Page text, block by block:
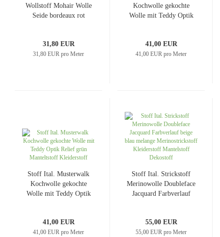
Wollstoff Mohair Wolle
Seide bordeaux rot
31,80 EUR
31,80 EUR pro Meter
Kochwolle gekochte
Wolle mit Teddy Optik
41,00 EUR
41,00 EUR pro Meter
Stoff Ital. Musterwalk
Kochwolle gekochte
Wolle mit Teddy Optik
41,00 EUR
41,00 EUR pro Meter
Stoff Ital. Strickstoff
Merinowolle Doubleface
Jacquard Farbverlauf
Kleiderstoff Mantelstoff
Dekostoff
55,00 EUR
55,00 EUR pro Meter